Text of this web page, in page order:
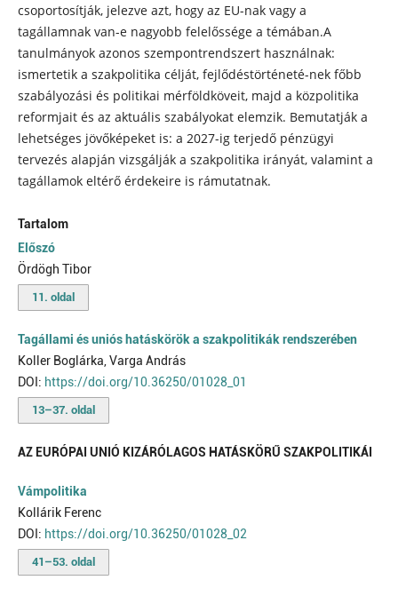
csoportosítják, jelezve azt, hogy az EU-nak vagy a
tagállamnak van-e nagyobb felelőssége a témában.A
tanulmányok azonos szempontrendszert használnak:
ismertetik a szakpolitika célját, fejlődéstörténeté-nek főbb
szabályozási és politikai mérföldköveit, majd a közpolitika
reformjait és az aktuális szabályokat elemzik. Bemutatják a
lehetséges jövőképeket is: a 2027-ig terjedő pénzügyi
tervezés alapján vizsgálják a szakpolitika irányát, valamint a
tagállamok eltérő érdekeire is rámutatnak.
Tartalom
Előszó
Ördögh Tibor
11. oldal
Tagállami és uniós hatáskörök a szakpolitikák rendszerében
Koller Boglárka, Varga András
DOI: https://doi.org/10.36250/01028_01
13–37. oldal
AZ EURÓPAI UNIÓ KIZÁRÓLAGOS HATÁSKÖRŰ SZAKPOLITIKÁI
Vámpolitika
Kollárik Ferenc
DOI: https://doi.org/10.36250/01028_02
41–53. oldal